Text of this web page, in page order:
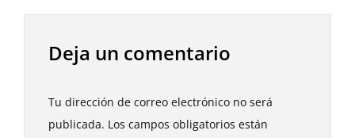
Deja un comentario
Tu dirección de correo electrónico no será
publicada. Los campos obligatorios están